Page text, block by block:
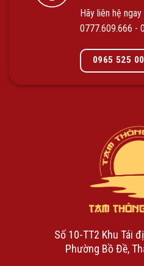
Hãy liên hệ
0777.609.666 -
0965 525
Số 10-TT2 Khu Tái
Phường Bồ Đề,